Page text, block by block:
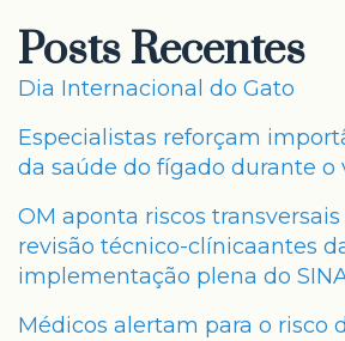
Posts Recentes
Dia Internacional do Gato
Especialistas reforçam
da saúde do fígado durante o
OM aponta riscos
revisão técnico-clínicaantes
implementação plena do
Médicos alertam para o risco